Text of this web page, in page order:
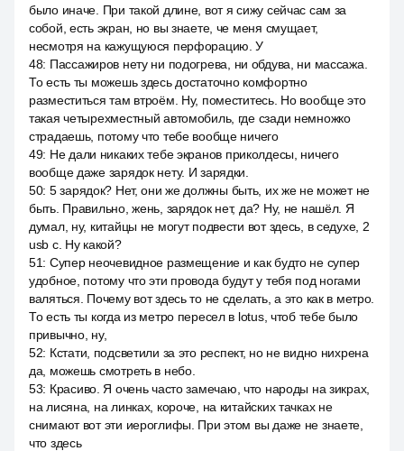
было иначе. При такой длине, вот я сижу сейчас сам за
собой, есть экран, но вы знаете, че меня смущает,
несмотря на кажущуюся перфорацию. У
48: Пассажиров нету ни подогрева, ни обдува, ни массажа.
То есть ты можешь здесь достаточно комфортно
разместиться там втроём. Ну, поместитесь. Но вообще это
такая четырехместный автомобиль, где сзади немножко
страдаешь, потому что тебе вообще ничего
49: Не дали никаких тебе экранов приколдесы, ничего
вообще даже зарядок нету. И зарядки.
50: 5 зарядок? Нет, они же должны быть, их же не может не
быть. Правильно, жень, зарядок нет, да? Ну, не нашёл. Я
думал, ну, китайцы не могут подвести вот здесь, в седухе, 2
usb c. Ну какой?
51: Супер неочевидное размещение и как будто не супер
удобное, потому что эти провода будут у тебя под ногами
валяться. Почему вот здесь то не сделать, а это как в метро.
То есть ты когда из метро пересел в lotus, чтоб тебе было
привычно, ну,
52: Кстати, подсветили за это респект, но не видно нихрена
да, можешь смотреть в небо.
53: Красиво. Я очень часто замечаю, что народы на зикрах,
на лисяна, на линках, короче, на китайских тачках не
снимают вот эти иероглифы. При этом вы даже не знаете,
что здесь